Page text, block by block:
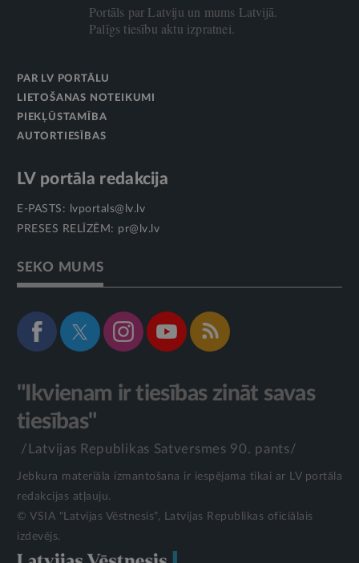
Portāls par Latviju un mums Latvijā.
Palīgs tiesību aktu izpratnei.
PAR LV PORTĀLU
LIETOŠANAS NOTEIKUMI
PIEKĻŪSTAMĪBA
AUTORTIESĪBAS
LV portāla redakcija
E-PASTS:
lvportals@lv.lv
PRESES RELĪZĒM: pr@lv.lv
SEKO MUMS
"Ikvienam ir tiesības zināt savas
tiesības"
/Latvijas Republikas Satversmes 90. pants/
Jebkura materiāla izmantošana ir iespējama tikai ar LV portāla
redakcijas atļauju.
© VSIA "Latvijas Vēstnesis", Latvijas Republikas oficiālais
izdevējs.